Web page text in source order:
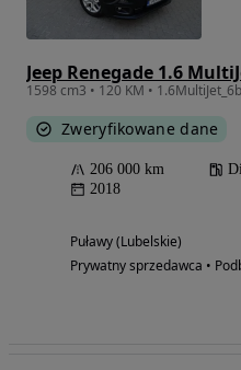
Jeep Renegade 1.6
Zweryfikowane dane
206 000 km
2018
Puławy (Lubelskie)
Prywatny sprzedawca •